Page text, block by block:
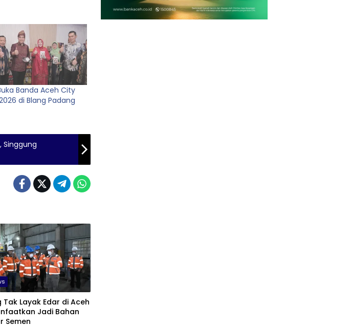
Banda Aceh City
di Blang Padang
Singgung
Tak Layak Edar di Aceh
Jadi Bahan
Semen